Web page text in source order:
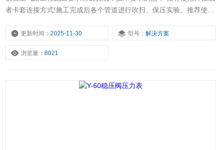
者卡套连接方式!施工完成后各个管道进行吹扫、保压实验。推荐使用
并由业主进行签字验收。
更新时间：2025-11-30 型号：解决方案
浏览量：8021